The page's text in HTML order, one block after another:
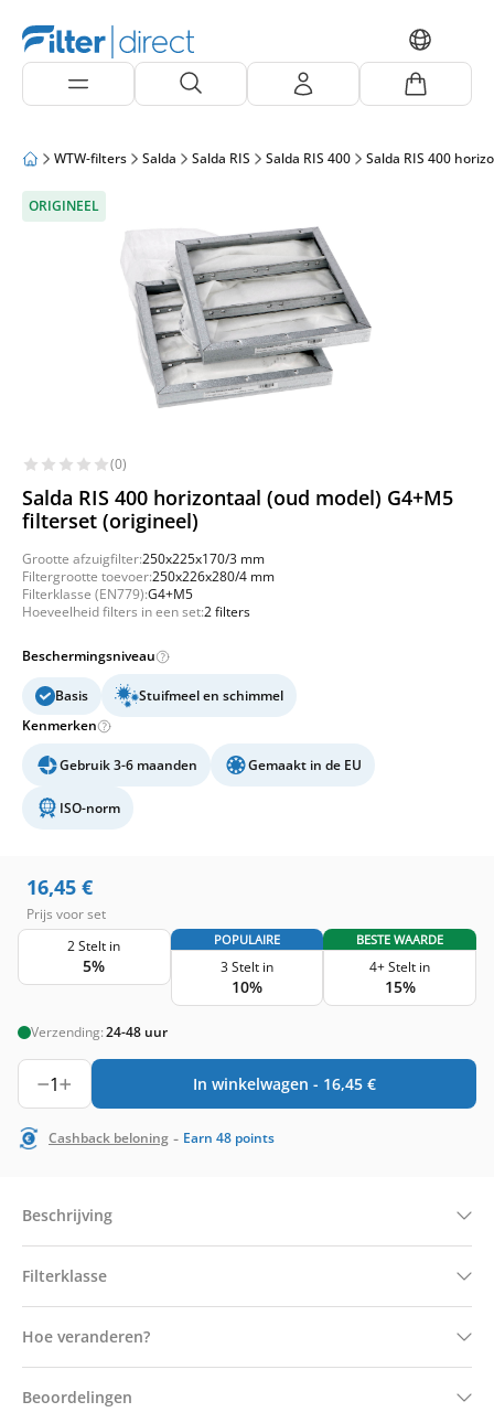
WTW-filters Salda Salda RIS Salda RIS 400 Salda RIS 400
ORIGINEEL
(0)
Salda RIS 400 horizontaal (oud model) G4+M5
filterset (origineel)
Grootte afzuigfilter:250x225x170/3 mm
Filtergrootte toevoer:250x226x280/4 mm
Filterklasse (EN779):G4+M5
Hoeveelheid filters in een set:2 filters
Beschermingsniveau
Basis
Stuifmeel en schimmel
Kenmerken
Gebruik 3-6 maanden Gemaakt in de EU
ISO-norm
16,45 €
Prijs voor set
2 Stelt in
5%
POPULAIRE
3 Stelt in
10%
BESTE WAARDE
4+ Stelt in
15%
Verzending:24-48 uur
1 In winkelwagen - 16,45 €
Cashback beloning - Earn 48 points
Beschrijving
Filterklasse
Hoe veranderen?
Beoordelingen